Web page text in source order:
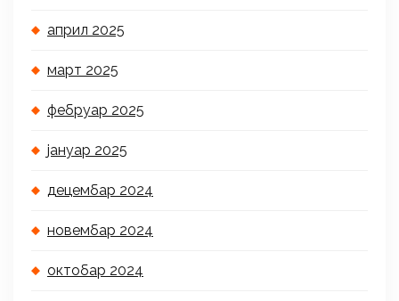
април 2025
март 2025
фебруар 2025
јануар 2025
децембар 2024
новембар 2024
октобар 2024